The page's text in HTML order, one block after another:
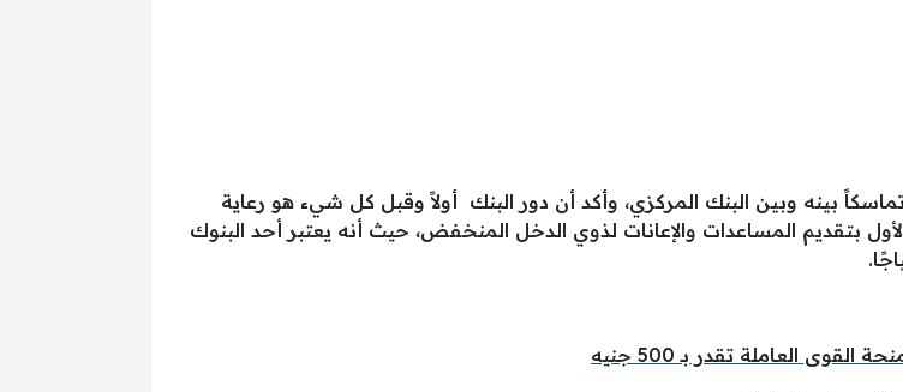
بينه وبين البنك المركزي، وأكد أن دور البنك أولاً وقبل كل شيء هو رعاية
بتقديم المساعدات والإعانات لذوي الدخل المنخفض، حيث أنه يعتبر أحد البنوك
العاملة تقدر بـ 500 جنيه